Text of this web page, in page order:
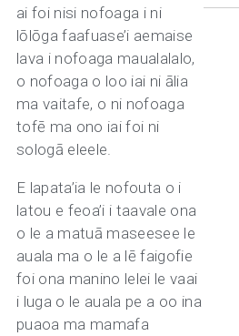
ai foi nisi nofoaga i ni
lōlōga faafuase’i aemaise
lava i nofoaga maualalalo,
o nofoaga o loo iai ni ālia
ma vaitafe, o ni nofoaga
tofē ma ono iai foi ni
sologā eleele.
E lapata’ia le nofouta o i
latou e feoa’i i taavale ona
o le a matuā maseesee le
auala ma o le a lē faigofie
foi ona manino lelei le vaai
i luga o le auala pe a oo ina
puaoa ma mamafa